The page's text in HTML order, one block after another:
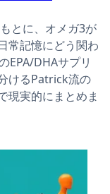
とに、オメガ3が
常記憶にどう関わ
EPA/DHAサプリ
けるPatrick流の
現実的にまとめま